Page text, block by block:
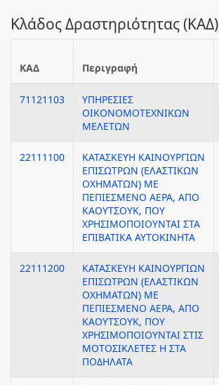
Κλάδος Δραστηριότητας (ΚΑΔ)
ΚΑΔ Περιγραφή
71121103
ΥΠΗΡΕΣΙΕΣ
ΟΙΚΟΝΟΜΟΤΕΧΝΙΚΩΝ
ΜΕΛΕΤΩΝ
22111100
ΚΑΤΑΣΚΕΥΗ ΚΑΙΝΟΥΡΓΙΩΝ
ΕΠΙΣΩΤΡΩΝ (ΕΛΑΣΤΙΚΩΝ
ΟΧΗΜΑΤΩΝ) ΜΕ
ΠΕΠΙΕΣΜΕΝΟ ΑΕΡΑ, ΑΠΟ
ΚΑΟΥΤΣΟΥΚ, ΠΟΥ
ΧΡΗΣΙΜΟΠΟΙΟΥΝΤΑΙ ΣΤΑ
ΕΠΙΒΑΤΙΚΑ ΑΥΤΟΚΙΝΗΤΑ
22111200
ΚΑΤΑΣΚΕΥΗ ΚΑΙΝΟΥΡΓΙΩΝ
ΕΠΙΣΩΤΡΩΝ (ΕΛΑΣΤΙΚΩΝ
ΟΧΗΜΑΤΩΝ) ΜΕ
ΠΕΠΙΕΣΜΕΝΟ ΑΕΡΑ, ΑΠΟ
ΚΑΟΥΤΣΟΥΚ, ΠΟΥ
ΧΡΗΣΙΜΟΠΟΙΟΥΝΤΑΙ ΣΤΙΣ
ΜΟΤΟΣΙΚΛΕΤΕΣ Η ΣΤΑ
ΠΟΔΗΛΑΤΑ